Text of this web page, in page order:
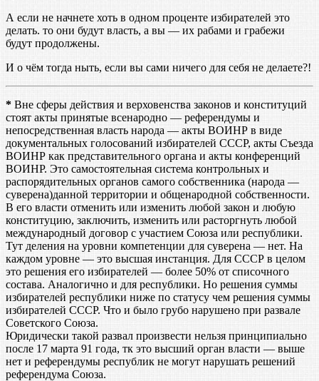
А если не начнете хоть в одном проценте избирателей это
делать. то они будут власть, а вы — их рабами и грабежи
будут продолжены.
И о чём тогда ныть, если вы сами ничего для себя не делаете?!
* Вне сферы действия и верховенства законов и конституций
стоят акты принятые всенародно — референдумы и
непосредственная власть народа — акты ВОИНР в виде
документальных голосований избирателей СССР, акты Съезда
ВОИНР как представительного органа и акты конференций
ВОИНР. Это самостоятельная система контрольных и
распорядительных органов самого собственника (народа —
суверена)данной территории и общенародной собственности.
В его власти отменить или изменить любой закон и любую
конституцию, заключить, изменить или расторгнуть любой
международный договор с участием Союза или республики.
Тут деления на уровни компетенции для суверена — нет. На
каждом уровне — это высшая инстанция. Для СССР в целом
это решения его избирателей — более 50% от списочного
состава. Аналогично и для республики. Но решения суммы
избирателей республики ниже по статусу чем решения суммы
избирателей СССР. Что и было грубо нарушено при развале
Советского Союза.
Юридически такой развал произвести нельзя принципиально
после 17 марта 91 года, тк это высший орган власти — выше
нет и референдумы республик не могут нарушать решений
референдума Союза.